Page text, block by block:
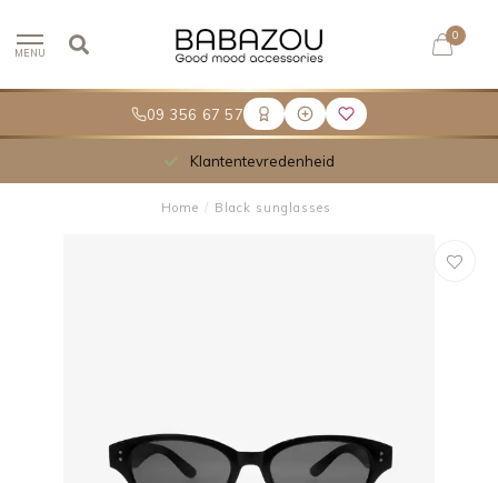
09 356 67 57
MENU
0
Klantentevredenheid
Home / Black sunglasses